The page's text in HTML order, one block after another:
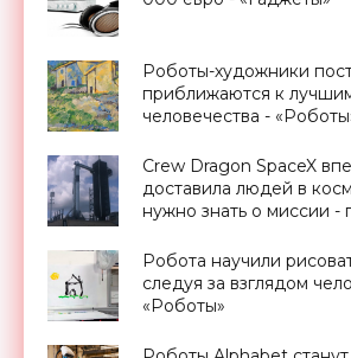
Роботы-художники
приближаются к
человечества -
Crew Dragon SpaceX
доставила людей в
нужно знать о миссии -
Робота научили
следуя за взглядом
«Роботы»